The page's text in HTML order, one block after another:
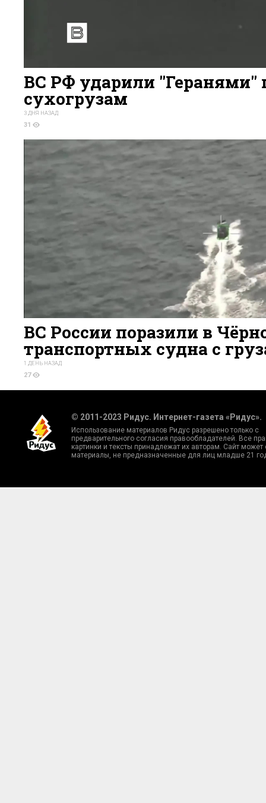
ВС РФ ударили "Геранями"
сухогрузам
3 ДНЯ НАЗАД
31
ВС России поразили в
транспортных судна с
1 ДЕНЬ НАЗАД
27
© 2011-2023 Ридус. Интернет-газета «Ридус».
Использование материалов Ридус разрешено только с
предварительного согласия правообладателей. Все
картинки и тексты принадлежат их авторам. Сайт может
материалы, не предназначенные для лиц младше 21